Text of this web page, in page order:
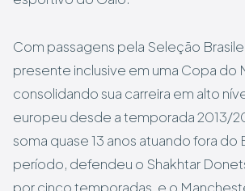
Com passagens pela Seleção
presente inclusive em uma Copa do
consolidando sua carreira em alto
europeu desde a temporada 2013/
soma quase 13 anos atuando fora do
período, defendeu o Shakhtar
por cinco temporadas, e o